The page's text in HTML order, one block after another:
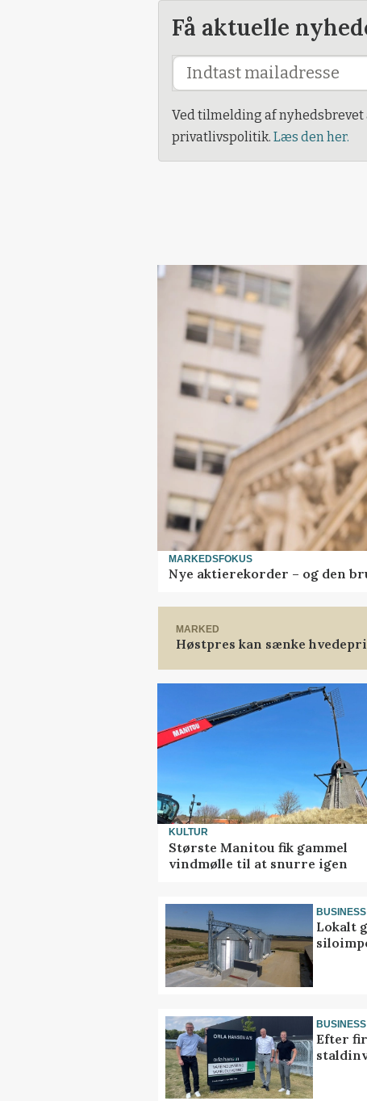
Få aktuelle
Ved tilmelding af nyhedsbrevet
privatlivspolitik. Læs den her.
MARKEDSFOKUS
Nye aktierekorder – og den
MARKED
Høstpres kan sænke
KULTUR
Største Manitou fik gammel
vindmølle til at snurre igen
BUSINESS
Lokalt
BUSINESS
Efter